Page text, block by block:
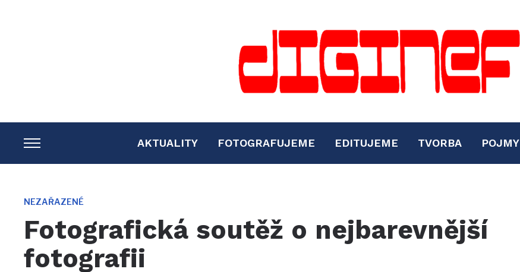
TOGGLE
SIDEBAR
NAVIGATION
AKTUALITY FOTOGRAFUJEME EDITUJEME TVORBA POJMY
NEZAŘAZENÉ
Fotografická soutěž o nejbarevnější
fotografii